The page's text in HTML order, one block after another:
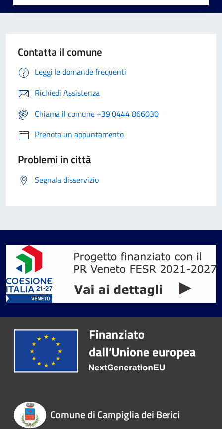
Contatta il comune
Leggi le domande frequenti
Richiedi Assistenza
Chiama il comune +39 0444 866030
Prenota un appuntamento
Problemi in città
Segnala disservizio
Comune di Campiglia dei Berici